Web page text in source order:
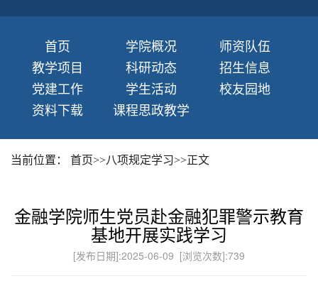
首页 学院概况
师资队伍
教学项目
科研动态
招生信息
党建工作
学生活动
校友园地
资料下载
课程思政教学
当前位置： 首页>>八项规定学习>>正文
金融学院师生党员赴金融犯罪警示教育
基地开展实践学习
[发布日期]:2025-06-09 [浏览次数]:739